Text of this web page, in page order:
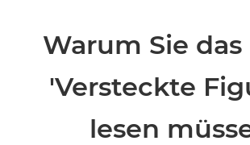
Warum Sie
'Versteckte
lesen